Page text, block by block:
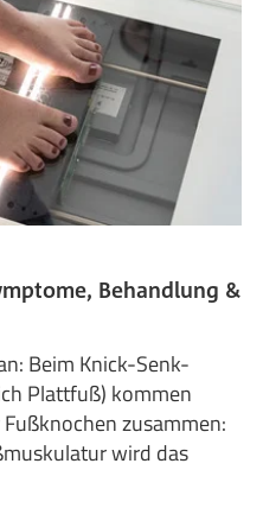
Behandlung &
Beim Knick-Senk-
Plattfuß) kommen
zusammen:
wird das